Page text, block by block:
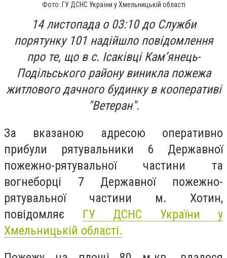
Фото: ГУ ДСНС України у Хмельницькій області
14 листопада о 03:10 до Служби
порятунку 101 надійшло повідомлення
про те, що в с. Ісаківці Кам’янець-
Подільського району виникла пожежа
житлового дачного будинку в кооперативі
"Ветеран".
За вказаною адресою оперативно
прибули рятувальники 6 Державної
пожежно-рятувальної частини та
вогнеборці 7 Державної пожежно-
рятувальної частини м. Хотин,
повідомляє ГУ ДСНС України у
Хмельницькій області.